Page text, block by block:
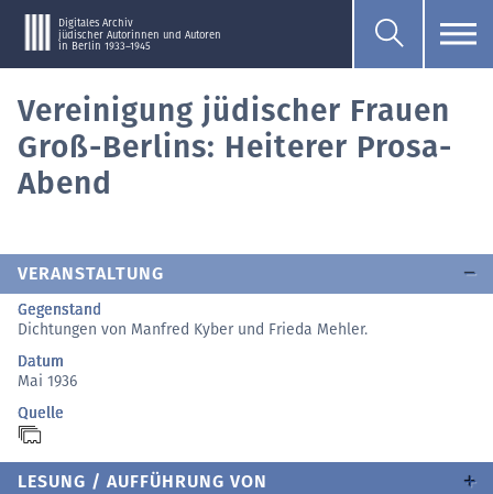
Digitales Archiv
jüdischer Autorinnen und Autoren
in Berlin 1933–1945
Vereinigung jüdischer Frauen
Groß-Berlins: Heiterer Prosa-
Abend
VERANSTALTUNG
Gegenstand
Dichtungen von Manfred Kyber und Frieda Mehler.
Datum
Mai 1936
Quelle
LESUNG / AUFFÜHRUNG VON